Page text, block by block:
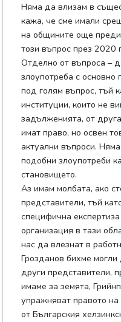
Няма да влизам в
кажа, че сме имали
на общините още преди
този въпрос през 2020
Отделно от въпроса –
злоупотреба с основно
под голям въпрос, тъй
институции, които не
задълженията, от
имат право, но освен
актуални въпроси.
подобни злоупотреби
становището.
Аз имам молбата, ако
представители, тъй
специфична
организация в тази
нас да влезнат в
Грозданов бихме
други представители,
имаме за земята,
упражняват правото
от Българския